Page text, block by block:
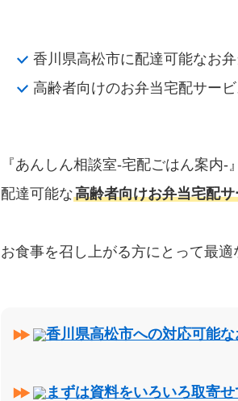
香川県高松市に配達可能なお
高齢者向けのお弁当宅配サー
『あんしん相談室‐宅配ごはん案内
配達可能な高齢者向けお弁当宅配
お食事を召し上がる方にとって最
香川県高松市への対応可能
まずは資料をいろいろ取寄